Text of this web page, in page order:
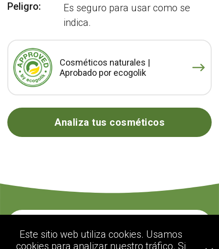
Peligro:
Es seguro para usar como se
indica.
Cosméticos naturales |
Aprobado por ecogolik
Analiza tus cosméticos
Este sitio web utiliza cookies. Usamos
cookies para analizar nuestro tráfico. Si